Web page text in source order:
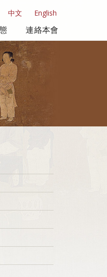
中文 English
連絡本會